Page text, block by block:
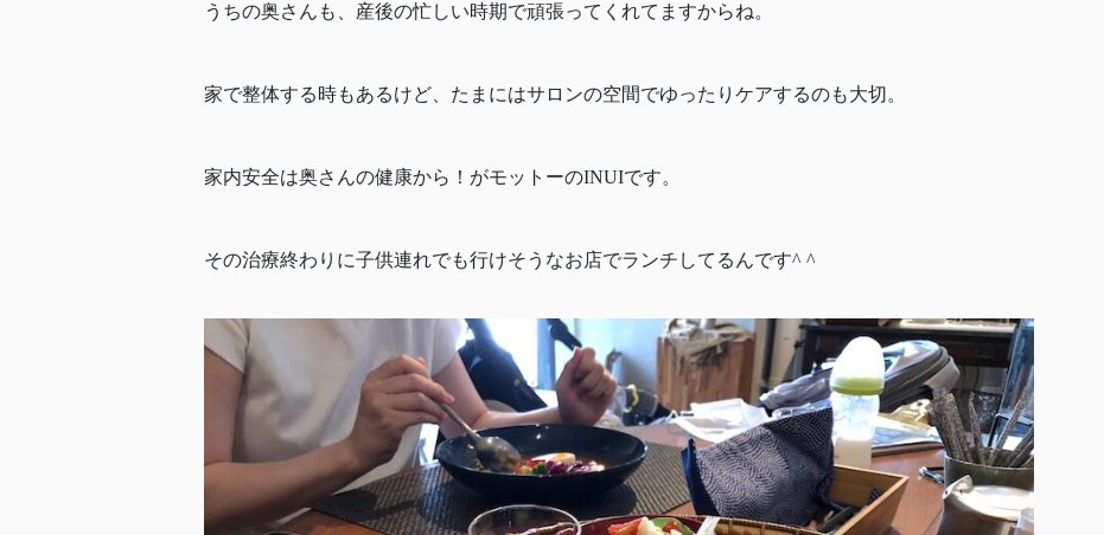
うちの奥さんも、産後の忙しい時期で頑張ってくれてますからね。
家で整体する時もあるけど、たまにはサロンの空間でゆったりケアするのも大切。
家内安全は奥さんの健康から！がモットーのINUIです。
その治療終わりに子供連れでも行けそうなお店でランチしてるんです^ ^